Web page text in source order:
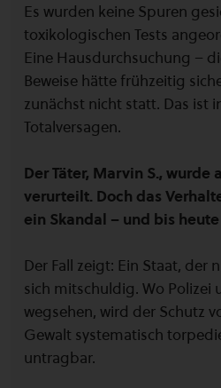
Es wurden keine Spuren
toxikologischen Tests
Eine Hausdurchsuchung –
Beweise hätte frühzeitig
zunächst nicht statt. Das ist
Totalversagen.
Der Täter, Marvin S., wurde
verurteilt. Doch das
ein Skandal – und bis
Der Fall zeigt: Ein Staat, der
sich mitschuldig. Wo Polizei
wegsehen, wird der Schutz
Gewalt systematisch
untragbar.